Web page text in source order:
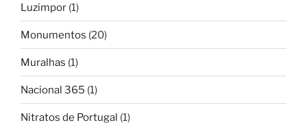
Luzimpor (1)
Monumentos (20)
Muralhas (1)
Nacional 365 (1)
Nitratos de Portugal (1)